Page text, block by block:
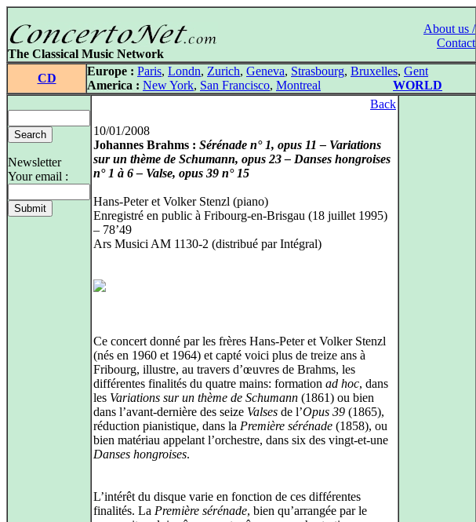
About us /
Contact
The Classical Music Network
CD
Europe : Paris, Londn, Zurich, Geneva, Strasbourg, Bruxelles, Gent
America : New York, San Francisco, Montreal WORLD
Newsletter
Your email :
Back
10/01/2008
Johannes Brahms : Sérénade n° 1, opus 11 – Variations
sur un thème de Schumann, opus 23 – Danses hongroises
n° 1 à 6 – Valse, opus 39 n° 15
Hans-Peter et Volker Stenzl (piano)
Enregistré en public à Fribourg-en-Brisgau (18 juillet 1995)
– 78’49
Ars Musici AM 1130-2 (distribué par Intégral)
Ce concert donné par les frères Hans-Peter et Volker Stenzl
(nés en 1960 et 1964) et capté voici plus de treize ans à
Fribourg, illustre, au travers d’œuvres de Brahms, les
différentes finalités du quatre mains: formation ad hoc, dans
les Variations sur un thème de Schumann (1861) ou bien
dans l’avant-dernière des seize Valses de l’Opus 39 (1865),
réduction pianistique, dans la Première sérénade (1858), ou
bien matériau appelant l’orchestre, dans six des vingt-et-une
Danses hongroises.
L’intérêt du disque varie en fonction de ces différentes
finalités. La Première sérénade, bien qu’arrangée par le